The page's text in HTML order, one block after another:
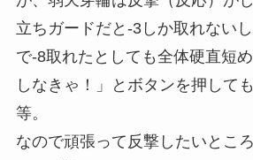
立ちガードだと-3しか取れない
で-8取れたとしても全体硬直短
しなきゃ！」とボタンを押して
等。
なので頑張って反撃したいとこ